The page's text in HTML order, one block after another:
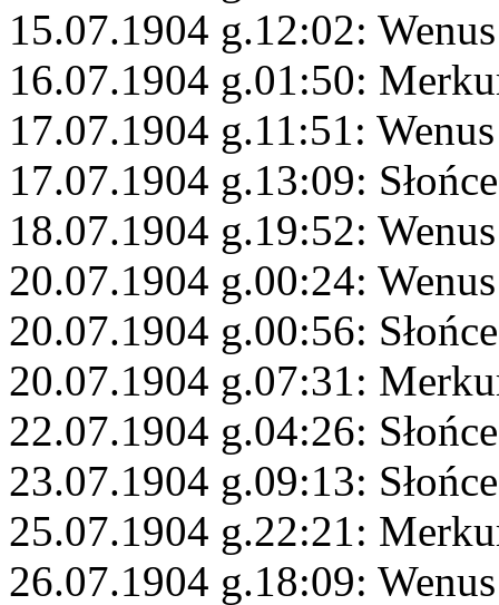
15.07.1904 g.12:02:
16.07.1904 g.01:50:
17.07.1904 g.11:51:
17.07.1904 g.13:09:
18.07.1904 g.19:52:
20.07.1904 g.00:24:
20.07.1904 g.00:56:
20.07.1904 g.07:31:
22.07.1904 g.04:26:
23.07.1904 g.09:13:
25.07.1904 g.22:21:
26.07.1904 g.18:09: